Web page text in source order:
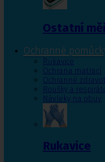
Ostatní
Ochranné
Rukavice
Ochrana matrací
Ochranné
Roušky a
Návleky na obuv
Rukavice